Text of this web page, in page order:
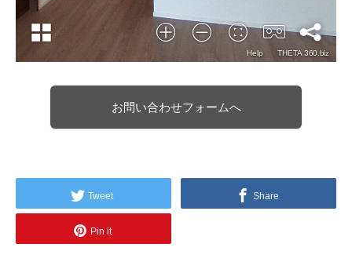
お問い合わせフォームへ
Tweet Share
Pin it